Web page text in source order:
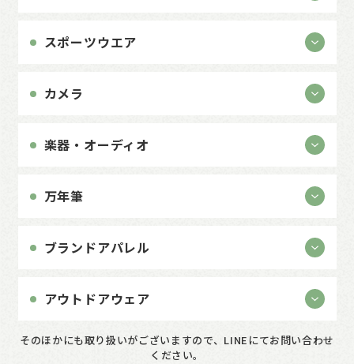
スポーツウエア
カメラ
楽器・オーディオ
万年筆
ブランドアパレル
アウトドアウェア
そのほかにも取り扱いがございますので、LINEにてお問い合わせ
ください。